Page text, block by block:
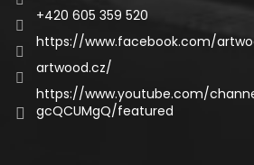
+420 605 359 520
https://www.facebook.com/
artwood.cz/
https://www.youtube.com/
gcQCUMgQ/featured